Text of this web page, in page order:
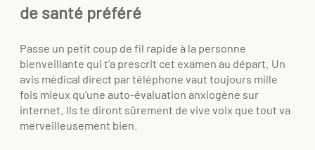
de santé préféré
Passe un petit coup de fil rapide à la personne
bienveillante qui t’a prescrit cet examen au départ. Un
avis médical direct par téléphone vaut toujours mille
fois mieux qu’une auto-évaluation anxiogène sur
internet. Ils te diront sûrement de vive voix que tout va
merveilleusement bien.